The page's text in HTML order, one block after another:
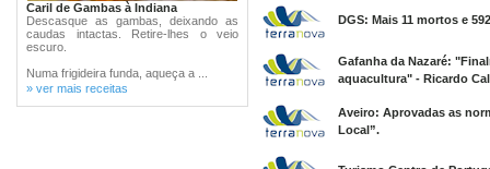
Caril de Gambas à Indiana
Descasque as gambas, deixando as
caudas intactas. Retire-lhes o veio
escuro.
Numa frigideira funda, aqueça a ...
» ver mais receitas
DGS: Mais 11 mortos e
Gafanha da Nazaré:
aquacultura" - Ricardo
Aveiro: Aprovadas as
Local”.